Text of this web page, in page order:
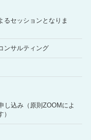
るセッションとなりま
ンサルティング
し込み（原則ZOOMによ